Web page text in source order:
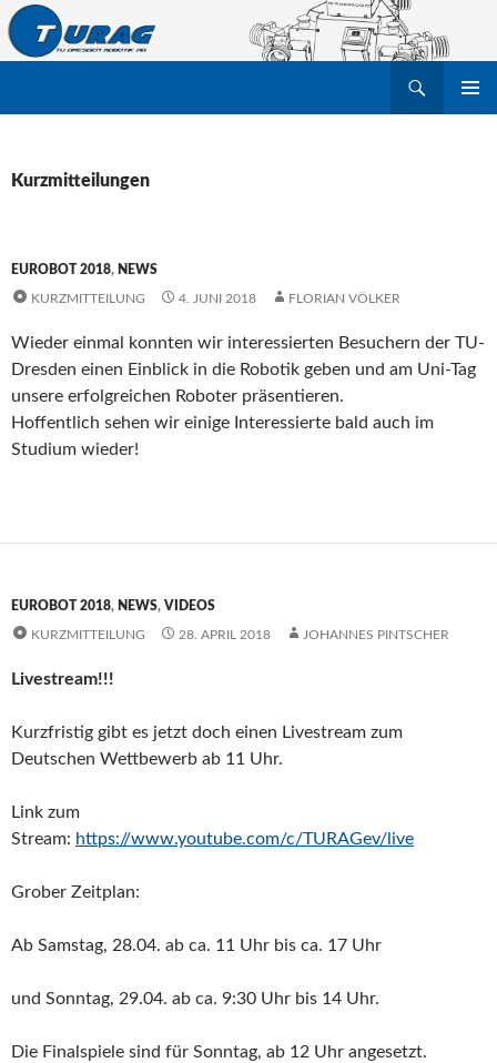
Kurzmitteilungen
EUROBOT 2018, NEWS
KURZMITTEILUNG 4. JUNI 2018 FLORIAN VÖLKER
Wieder einmal konnten wir interessierten Besuchern der TU-
Dresden einen Einblick in die Robotik geben und am Uni-Tag
unsere erfolgreichen Roboter präsentieren.
Hoffentlich sehen wir einige Interessierte bald auch im
Studium wieder!
EUROBOT 2018, NEWS, VIDEOS
KURZMITTEILUNG 28. APRIL 2018 JOHANNES PINTSCHER
Livestream!!!
Kurzfristig gibt es jetzt doch einen Livestream zum
Deutschen Wettbewerb ab 11 Uhr.
Link zum
Stream: https://www.youtube.com/c/TURAGev/live
Grober Zeitplan:
Ab Samstag, 28.04. ab ca. 11 Uhr bis ca. 17 Uhr
und Sonntag, 29.04. ab ca. 9:30 Uhr bis 14 Uhr.
Die Finalspiele sind für Sonntag, ab 12 Uhr angesetzt.